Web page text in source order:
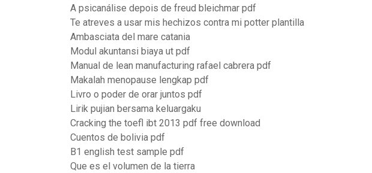
A psicanálise depois de freud bleichmar pdf
Te atreves a usar mis hechizos contra mi potter plantilla
Ambasciata del mare catania
Modul akuntansi biaya ut pdf
Manual de lean manufacturing rafael cabrera pdf
Makalah menopause lengkap pdf
Livro o poder de orar juntos pdf
Lirik pujian bersama keluargaku
Cracking the toefl ibt 2013 pdf free download
Cuentos de bolivia pdf
B1 english test sample pdf
Que es el volumen de la tierra